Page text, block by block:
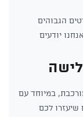
הגבוהים
יודעים
במיוחד עם
שיעזרו לכם